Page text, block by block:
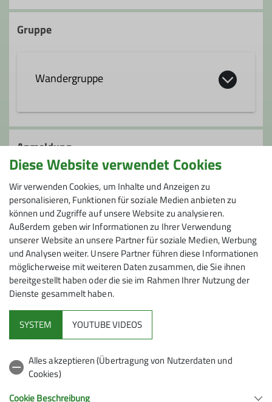
02161 3045654
Gruppe
Wandergruppe
Die Anfahrten zu den Wanderungen
erfolgen teils mit dem ÖPNV, teils mit
PKW in Fahrgemeinschaften. Die
Treffpunkte sind jeweils vermerkt.
Bei Wanderungen im Nahbereich sind z.T.
nur die jeweiligen Startpunkte
angegeben. Die Anfahrt erfolgt dann
individuell, wobei wir empfehlen, soweit
sinnvoll, Fahrgemeinschaften zu
organisieren. Im Zweifelsfalle gibt der
Wanderführer Auskunft.
Bei den PKW-Fahrten ist eine
Kostenbeteiligung üblich.
Anmeldung
Preis
Bei einer Anreise zum Startpunkt der Wanderung
mit dem PKW ist eine Kostenbeteiligung üblich.
Service
Diese Website verwendet Cookies
Wir verwenden Cookies, um Inhalte und Anzeigen zu
personalisieren, Funktionen für soziale Medien anbieten zu
können und Zugriffe auf unsere Website zu analysieren.
Außerdem geben wir Informationen zu Ihrer Verwendung
unserer Website an unsere Partner für soziale Medien, Werbung
und Analysen weiter. Unsere Partner führen diese Informationen
möglicherweise mit weiteren Daten zusammen, die Sie ihnen
bereitgestellt haben oder die sie im Rahmen Ihrer Nutzung der
Dienste gesammelt haben.
SYSTEM YOUTUBE VIDEOS
Alles akzeptieren (Übertragung von Nutzerdaten und
Cookies)
Cookie Beschreibung